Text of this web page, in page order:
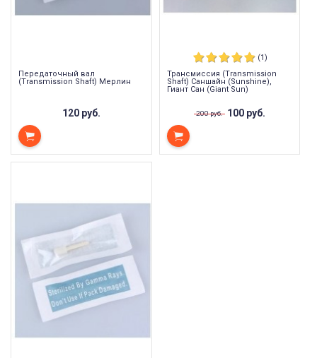
Передаточный вал
(Transmission Shaft) Мерлин
120 руб.
(1)
Трансмиссия (Transmission
Shaft) Саншайн (Sunshine),
Гиант Сан (Giant Sun)
200 руб. 100 руб.